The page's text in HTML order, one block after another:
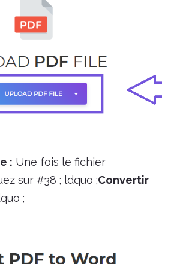
: Une fois le fichier
sur #38 ; ldquo ;Convertir
;